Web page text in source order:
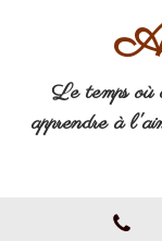
Le temps où
apprendre à